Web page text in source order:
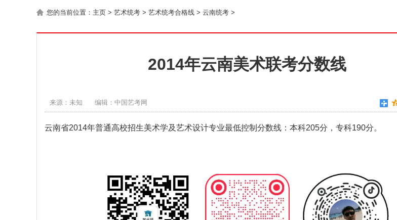
您的当前位置： 主页 > 艺术统考 > 艺术统考合格线 > 云南统考 >
2014年云南美术联考分数线
来源：未知 编辑：中国艺考网
云南省2014年普通高校招生美术学及艺术设计专业最低控制分数线：本科205分，专科190分。